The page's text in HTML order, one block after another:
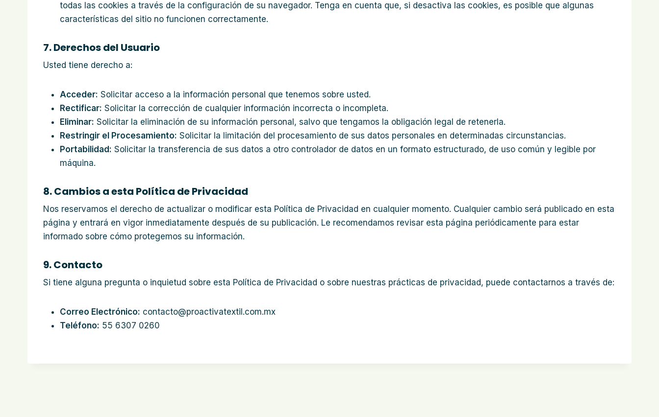
todas las cookies a través de la configuración de su navegador. Tenga en cuenta que, si desactiva las cookies, es posible que algunas
características del sitio no funcionen correctamente.
7. Derechos del Usuario
Usted tiene derecho a:
Acceder: Solicitar acceso a la información personal que tenemos sobre usted.
Rectificar: Solicitar la corrección de cualquier información incorrecta o incompleta.
Eliminar: Solicitar la eliminación de su información personal, salvo que tengamos la obligación legal de retenerla.
Restringir el Procesamiento: Solicitar la limitación del procesamiento de sus datos personales en determinadas circunstancias.
Portabilidad: Solicitar la transferencia de sus datos a otro controlador de datos en un formato estructurado, de uso común y legible por
máquina.
8. Cambios a esta Política de Privacidad
Nos reservamos el derecho de actualizar o modificar esta Política de Privacidad en cualquier momento. Cualquier cambio será publicado en esta
página y entrará en vigor inmediatamente después de su publicación. Le recomendamos revisar esta página periódicamente para estar
informado sobre cómo protegemos su información.
9. Contacto
Si tiene alguna pregunta o inquietud sobre esta Política de Privacidad o sobre nuestras prácticas de privacidad, puede contactarnos a través de:
Correo Electrónico: contacto@proactivatextil.com.mx
Teléfono: 55 6307 0260